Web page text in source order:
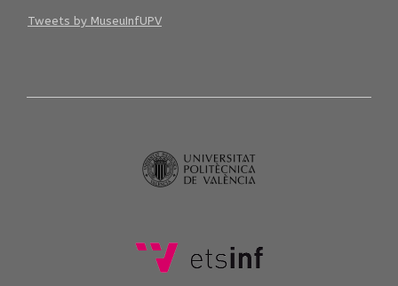
Tweets by MuseuInfUPV